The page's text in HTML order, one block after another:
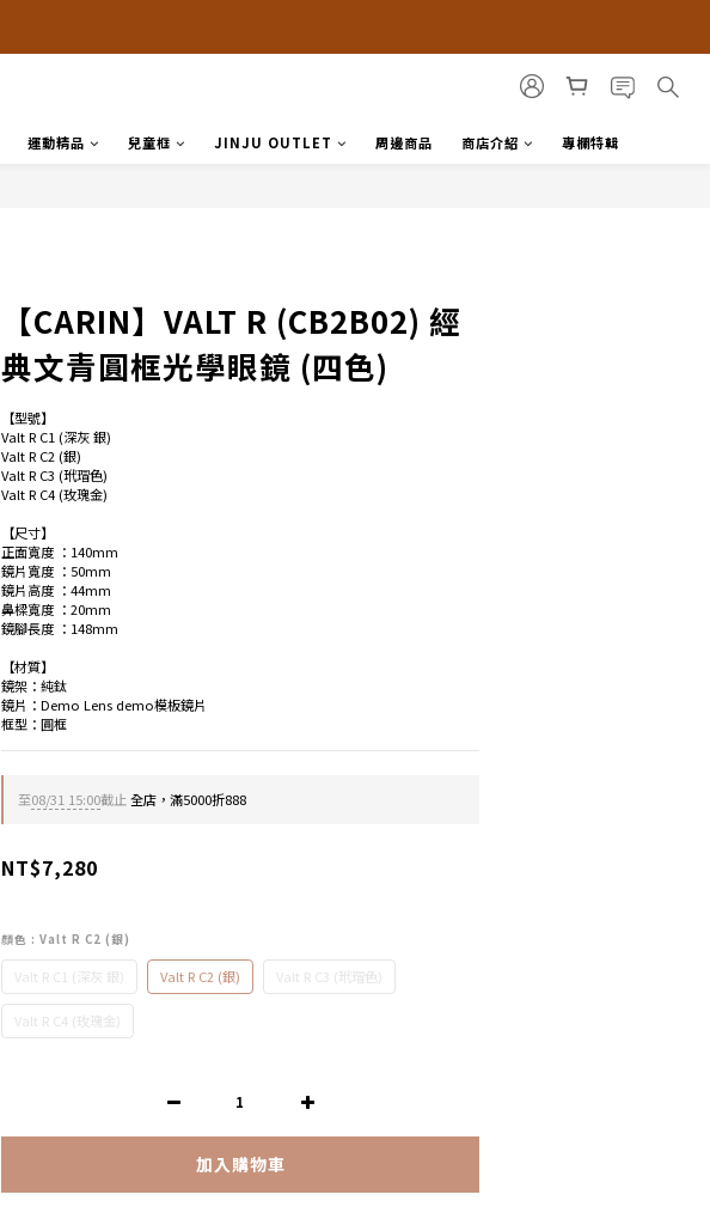
運動精品 兒童框 JINJU OUTLET 周邊商品 商店介紹 專欄特輯
【CARIN】VALT R (CB2B02) 經
典文青圓框光學眼鏡 (四色)
【型號】
Valt R C1 (深灰 銀)
Valt R C2 (銀)
Valt R C3 (玳瑁色)
Valt R C4 (玫瑰金)
【尺寸】
正面寬度 ：140mm
鏡片寬度 ：50mm
鏡片高度 ：44mm
鼻樑寬度 ：20mm
鏡腳長度 ：148mm
【材質】
鏡架：純鈦
鏡片：Demo Lens demo模板鏡片
框型：圓框
至08/31 15:00截止全店，滿5000折888
NT$7,280
顏色 : Valt R C2 (銀)
Valt R C1 (深灰 銀) Valt R C2 (銀) Valt R C3 (玳瑁色)
Valt R C4 (玫瑰金)
加入購物車